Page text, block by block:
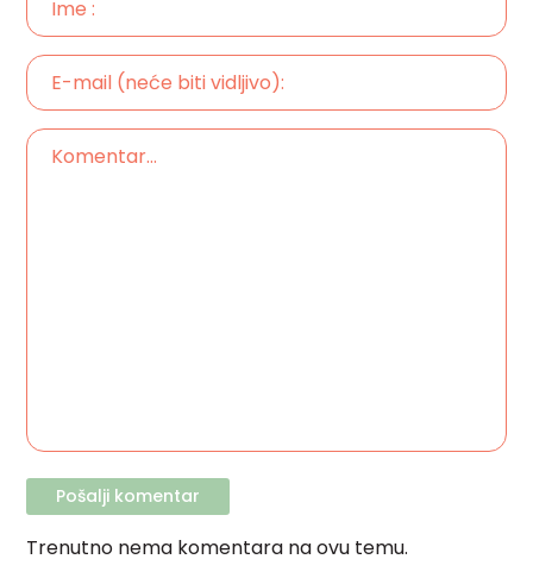
Trenutno nema komentara na ovu temu.